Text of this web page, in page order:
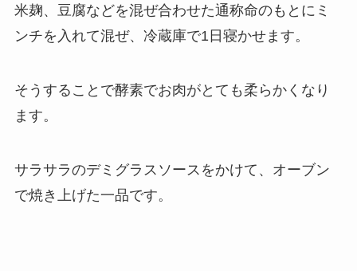
米麹、豆腐などを混ぜ合わせた通称命のもとにミ
ンチを入れて混ぜ、冷蔵庫で1日寝かせます。
そうすることで酵素でお肉がとても柔らかくなり
ます。
サラサラのデミグラスソースをかけて、オーブン
で焼き上げた一品です。